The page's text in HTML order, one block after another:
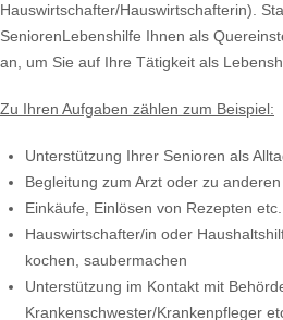
Hauswirtschafter/Hauswirtschafterin).
SeniorenLebenshilfe Ihnen als
an, um Sie auf Ihre Tätigkeit als
Zu Ihren Aufgaben zählen zum Beispiel:
Unterstützung Ihrer Senioren als
Begleitung zum Arzt oder zu
Einkäufe, Einlösen von Rezepten etc.
Hauswirtschafter/in oder
kochen, saubermachen
Unterstützung im Kontakt mit
Krankenschwester/Krankenpfleger